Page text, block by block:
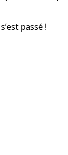
passé !